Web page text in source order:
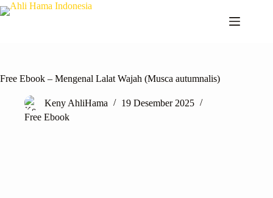
Free Ebook – Mengenal Lalat Wajah (Musca autumnalis)
Keny AhliHama
19 Desember 2025
Free Ebook